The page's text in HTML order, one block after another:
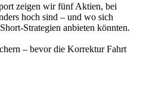
zeigen wir fünf Aktien, bei
hoch sind – und wo sich
Strategien anbieten könnten.
– bevor die Korrektur Fahrt